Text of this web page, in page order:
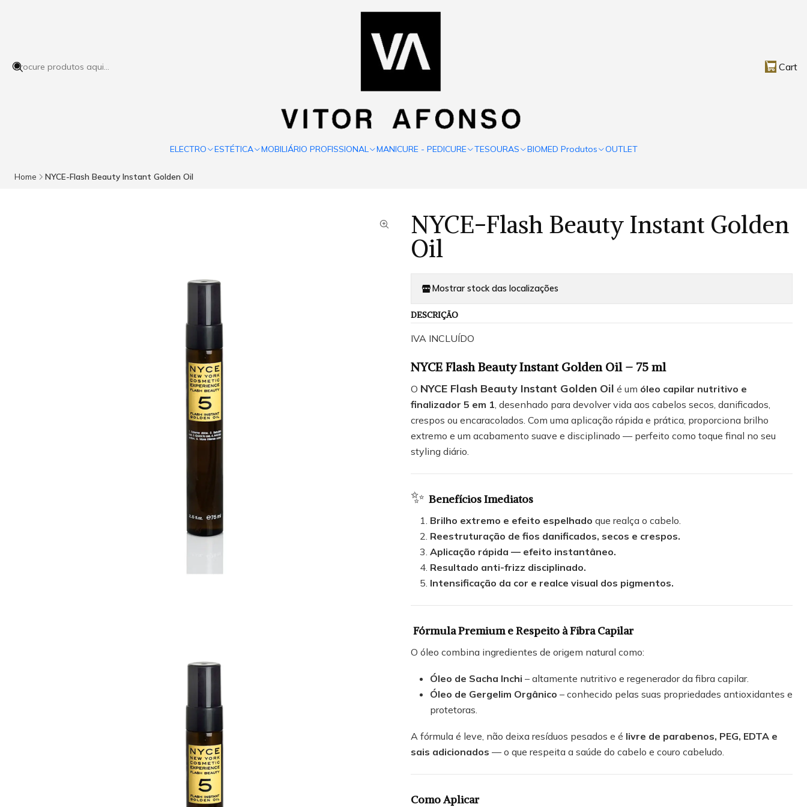
Cart
ELECTRO ESTÉTICA MOBILIÁRIO PROFISSIONAL MANICURE - PEDICURE TESOURAS BIOMED Produtos OUTLET
Home NYCE-Flash Beauty Instant Golden Oil
NYCE-Flash Beauty Instant Golden
Oil
Mostrar stock das localizações
DESCRIÇÃO
IVA INCLUÍDO
NYCE Flash Beauty Instant Golden Oil – 75 ml
O NYCE Flash Beauty Instant Golden Oil é um óleo capilar nutritivo e
finalizador 5 em 1 , desenhado para devolver vida aos cabelos secos, danificados,
crespos ou encaracolados. Com uma aplicação rápida e prática, proporciona brilho
extremo e um acabamento suave e disciplinado — perfeito como toque final no seu
styling diário.
✨ Benefícios Imediatos
Brilho extremo e efeito espelhado que realça o cabelo.
Reestruturação de fios danificados, secos e crespos.
Aplicação rápida — efeito instantâneo.
Resultado anti-frizz disciplinado.
Intensificação da cor e realce visual dos pigmentos.
Fórmula Premium e Respeito à Fibra Capilar
O óleo combina ingredientes de origem natural como:
Óleo de Sacha Inchi – altamente nutritivo e regenerador da fibra capilar.
Óleo de Gergelim Orgânico – conhecido pelas suas propriedades antioxidantes e
protetoras.
A fórmula é leve, não deixa resíduos pesados e é livre de parabenos, PEG, EDTA e
sais adicionados — o que respeita a saúde do cabelo e couro cabeludo.
Como Aplicar